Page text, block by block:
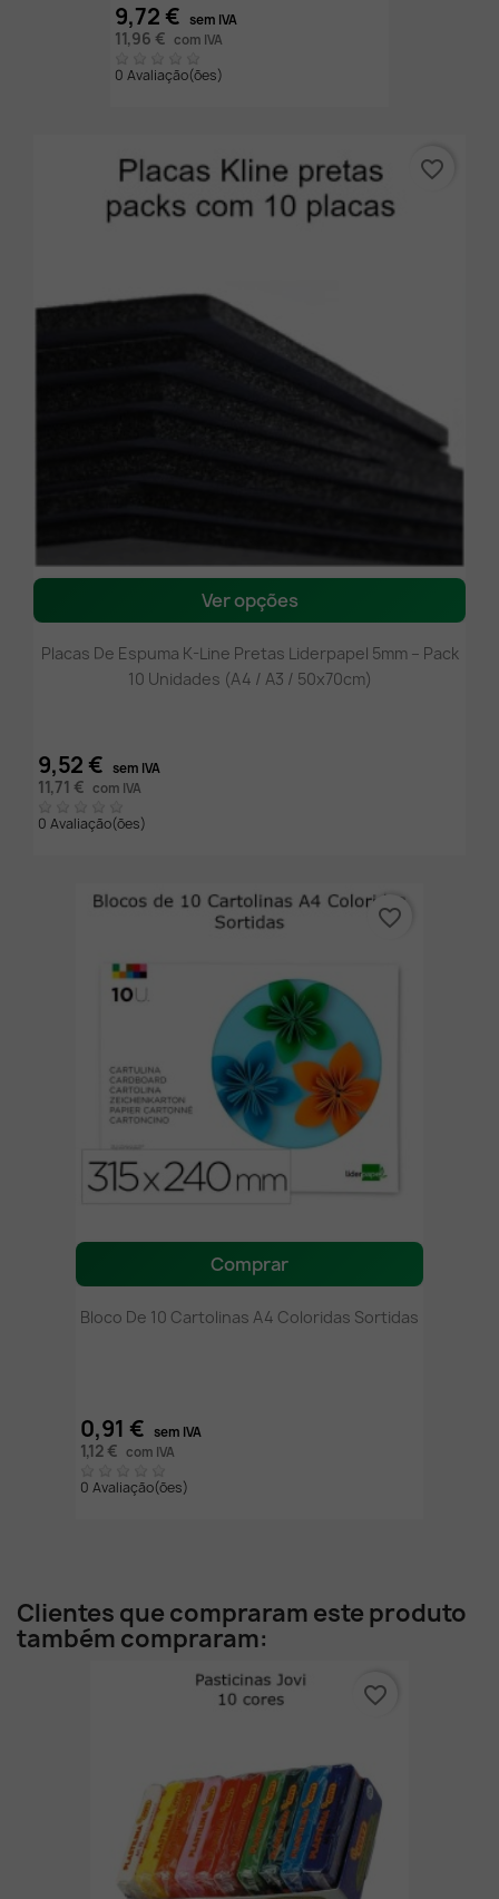
9,72 € sem IVA
11,96 € com IVA
0 Avaliação(ões)
Ver opções
Placas De Espuma K-Line Pretas Liderpapel 5mm – Pack
10 Unidades (A4 / A3 / 50x70cm)
9,52 € sem IVA
11,71 € com IVA
0 Avaliação(ões)
favorite_border
Comprar
Bloco De 10 Cartolinas A4 Coloridas Sortidas
0,91 € sem IVA
1,12 € com IVA
0 Avaliação(ões)
favorite_border
Clientes que compraram este produto
também compraram:
favorite_border